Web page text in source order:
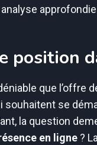
position
que l’offre
souhaitent se
la question
en ligne ?